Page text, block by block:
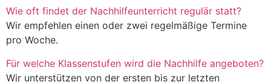
Wie oft findet der Nachhilfeunterricht regulär statt?
Wir empfehlen einen oder zwei regelmäßige Termine
pro Woche.
Für welche Klassenstufen wird die Nachhilfe angeboten?
Wir unterstützen von der ersten bis zur letzten